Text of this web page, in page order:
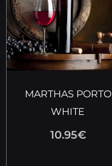
MARTHAS PORTO
WHITE
10.95€